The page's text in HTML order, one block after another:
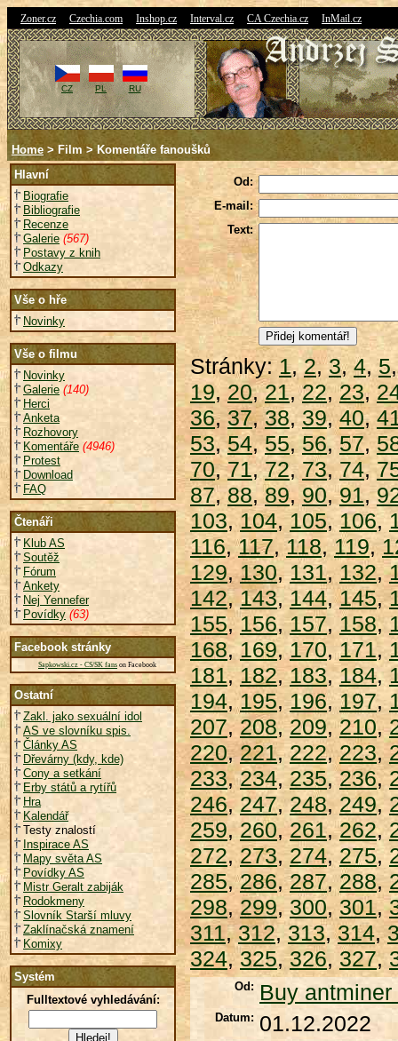
Zoner.cz Czechia.com Inshop.cz Interval.cz CA Czechia.cz InMail.cz
CZ PL RU
Home > Film > Komentáře fanoušků
Hlavní
Biografie
Bibliografie
Recenze
Galerie (567)
Postavy z knih
Odkazy
Vše o hře
Novinky
Vše o filmu
Novinky
Galerie (140)
Herci
Anketa
Rozhovory
Komentáře (4946)
Protest
Download
FAQ
Čtenáři
Klub AS
Soutěž
Fórum
Ankety
Nej Yennefer
Povídky (63)
Facebook stránky
Sapkowski.cz - CS/SK fans on Facebook
Ostatní
Zakl. jako sexuální idol
AS ve slovníku spis.
Články AS
Dřevárny (kdy, kde)
Cony a setkání
Erby států a rytířů
Hra
Kalendář
Testy znalostí
Inspirace AS
Mapy světa AS
Povídky AS
Mistr Geralt zabiják
Rodokmeny
Slovník Starší mluvy
Zaklínačská znamení
Komixy
Systém
Fulltextové vyhledávání:
Od:
E-mail:
Text:
Stránky:1,2,3,4,5
19,20,21,22,23,
36, 37,38,39,40,
53,54,55,56,57,
70,71,72,73, 74,
87,88,89, 90,91,
103, 104,105,106,
116,117,118,119,
129,130, 131, 132,
142,143,144,145,
155,156,157, 158,
168,169, 170,171,
181,182,183,184,
194,195,196,197,
207, 208, 209,210,
220,221,222,223,
233,234, 235,236,
246, 247,248, 249,
259,260,261,262,
272, 273,274,275,
285,286,287, 288,
298,299, 300, 301,
311,312,313,314,
324,325,326, 327,
Od: Buy
Datum: 01.12.2022